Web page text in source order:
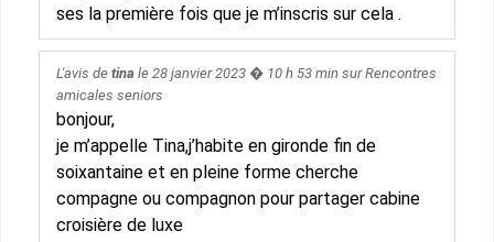
ses la première fois que je m’inscris sur cela .
L'avis de tina le 28 janvier 2023� 10 h 53 min surRencontres
amicales seniors
bonjour,
je m’appelle Tina,j’habite en gironde fin de
soixantaine et en pleine forme cherche
compagne ou compagnon pour partager cabine
croisière de luxe